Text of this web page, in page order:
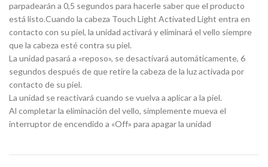
parpadearán a 0,5 segundos para hacerle saber que el producto
está listo.Cuando la cabeza Touch Light Activated Light entra en
contacto con su piel, la unidad activará y eliminará el vello siempre
que la cabeza esté contra su piel.
La unidad pasará a «reposo», se desactivará automáticamente, 6
segundos después de que retire la cabeza de la luz activada por
contacto de su piel.
La unidad se reactivará cuando se vuelva a aplicar a la piel.
Al completar la eliminación del vello, simplemente mueva el
interruptor de encendido a «Off» para apagar la unidad